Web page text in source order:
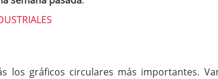
los gráficos circulares más importantes.